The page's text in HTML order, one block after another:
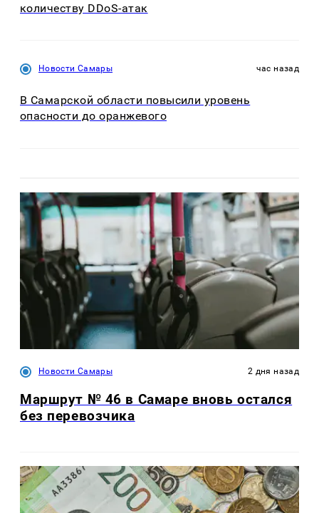
количеству DDoS-атак
Новости Самары час назад
В Самарской области повысили уровень
опасности до оранжевого
Новости Самары 2 дня назад
Маршрут № 46 в Самаре вновь остался
без перевозчика